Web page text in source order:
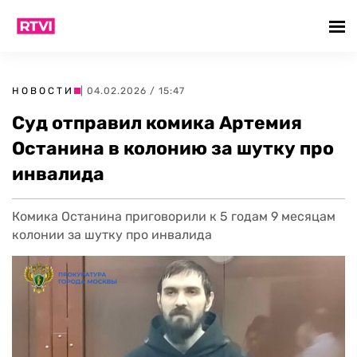
НОВОСТИ | 04.02.2026 / 15:47
Суд отправил комика Артемия
Останина в колонию за шутку про
инвалида
Комика Останина приговорили к 5 годам 9 месяцам
колонии за шутку про инвалида